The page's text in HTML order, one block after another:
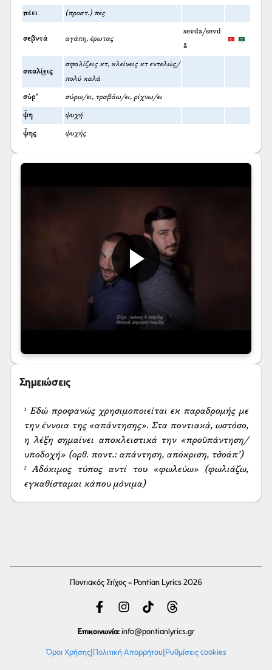
πέει (προστ.) πες
σεβντά αγάπη, έρωτας
sevda/sevd
ā
σπαλί͜εις
σφαλίζεις κτ, κλείνεις κτ εντελώς/
πολύ καλά
σύρ’ σύρω/ει, τραβάω/ει, ρίχνω/ει
ψ̌η ψυχή
ψ̌ης ψυχής
Σημειώσεις
¹ Εδώ προφανώς χρησιμοποιείται εκ παραδρομής με
την έννοια της «απάντησης». Στα ποντιακά, ωστόσο,
η λέξη σημαίνει αποκλειστικά την «προϋπάντηση/
υποδοχή» (ορθ. ποντ.: απάντηση, απόκριση, τσ̌οάπ’)
² Αδόκιμος τύπος αντί του «φωλεύω» (φωλιάζω,
εγκαθίσταμαι κάπου μόνιμα)
Ποντιακός Στίχος - Pontian Lyrics 2026
Επικοινωνία: info@pontianlyrics.gr
Όροι Χρήσης| Πολιτική Απορρήτου| Ρυθμίσεις cookies